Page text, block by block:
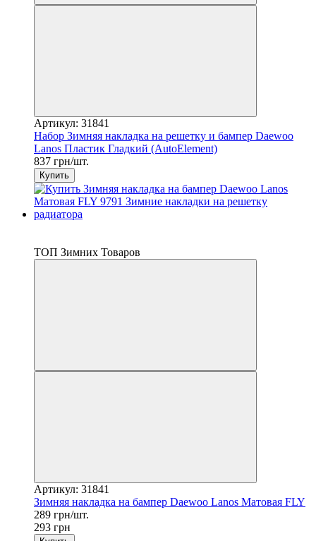
Артикул: 31841
Набор Зимняя накладка на решетку и бампер Daewoo
Lanos Пластик Гладкий (AutoElement)
837 грн/шт.
Купить
ТОП Зимних Товаров
Артикул: 31841
Зимняя накладка на бампер Daewoo Lanos Матовая FLY
289 грн/шт.
293 грн